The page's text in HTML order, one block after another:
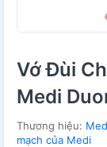
Vớ Đùi
Medi
Thương hiệu:
mạch của Medi